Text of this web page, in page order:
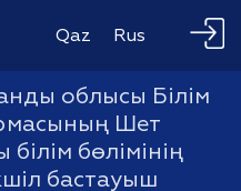
Qaz Rus
облысы Білім
Шет
білім бөлімінің
бастауыш